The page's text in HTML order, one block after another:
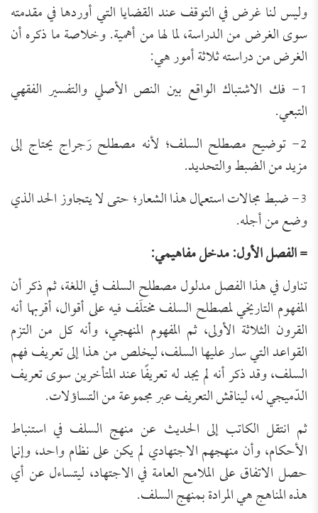
وليس لنا غرض في التوقف عند القضايا التي أوردها في مقدمته
سوى الغرض من الدراسة، لما لها من أهمية. وخلاصة ما ذكره أن
الغرض من دراسته ثلاثة أمور هي:
1- فك الاشتباك الواقع بين النص الأصلي والتفسير الفقهي
التبعي.
2- توضيح مصطلح السلف؛ لأنه مصطلح رَجراج يحتاج إلى
مزيد من الضبط والتحديد.
3- ضبط مجالات استعمال هذا الشعار؛ حتى لا يتجاوز الحد الذي
وضع من أجله.
= الفصل الأول: مدخل مفاهيمي:
تناول في هذا الفصل مدلول مصطلح السلف في اللغة، ثم ذكر أن
المفهوم التاريخي لمصطلح السلف مختلَف فيه على أقوال، أقربها أنه
القرون الثلاثة الأولى، ثم المفهوم المنهجي، وأنه كل من التزم
القواعد التي سار عليها السلف، ليخلص من هذا إلى تعريف فهم
السلف، وقد ذكر أنه لم يجد له تعريفًا عند المتأخرين سوى تعريف
الدّميجي له، ليناقش التعريف عبر مجموعة من التساؤلات.
ثم انتقل الكاتب إلى الحديث عن منهج السلف في استنباط
الأحكام، وأن منهجهم الاجتهادي لم يكن على نظام واحد، وإنما
حصل الاتفاق على الملامح العامة في الاجتهاد، ليتساءل عن أي
هذه المناهج هي المرادة بمنهج السلف.